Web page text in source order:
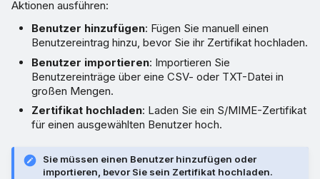
Aktionen ausführen:
Benutzer hinzufügen: Fügen Sie manuell einen
Benutzereintrag hinzu, bevor Sie ihr Zertifikat hochladen.
Benutzer importieren: Importieren Sie
Benutzereinträge über eine CSV- oder TXT-Datei in
großen Mengen.
Zertifikat hochladen: Laden Sie ein S/MIME-Zertifikat
für einen ausgewählten Benutzer hoch.
Sie müssen einen Benutzer hinzufügen oder
importieren, bevor Sie sein Zertifikat hochladen.